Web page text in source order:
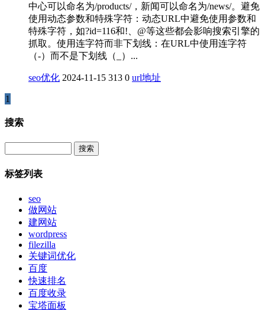
中心可以命名为/products/，新闻可以命名为/news/‌。‌避免
使用动态参数和特殊字符‌：动态URL中避免使用参数和
特殊字符，如?id=116和!、@等这些都会影响搜索引擎的
抓取‌。‌使用连字符而非下划线‌：在URL中使用连字符
（-）而不是下划线（_）...
seo优化 2024-11-15 313 0 url地址
1
搜索
标签列表
seo
做网站
建网站
wordpress
filezilla
关键词优化
百度
快速排名
百度收录
宝塔面板